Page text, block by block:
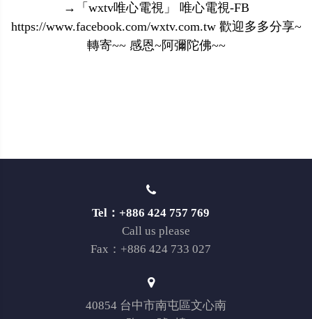
→「wxtv唯心電視」 唯心電視-FB
https://www.facebook.com/wxtv.com.tw 歡迎多多分享~
轉寄~~ 感恩~阿彌陀佛~~
Tel：+886 424 757 769
Call us please
Fax：+886 424 733 027
40854 台中市南屯區文心南